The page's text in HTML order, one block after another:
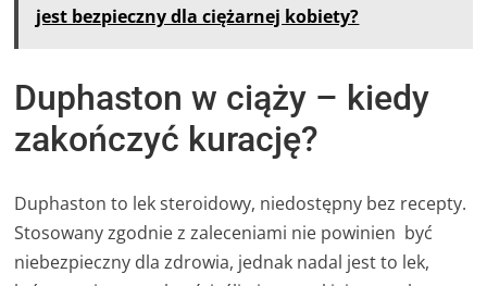
jest bezpieczny dla ciężarnej kobiety?
Duphaston w ciąży – kiedy
zakończyć kurację?
Duphaston to lek steroidowy, niedostępny bez recepty.
Stosowany zgodnie z zaleceniami nie powinien być
niebezpieczny dla zdrowia, jednak nadal jest to lek,